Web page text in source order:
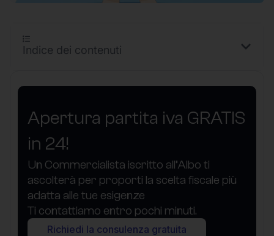
Apertura partita iva GRATIS
in 24!
Un Commercialista iscritto all’Albo ti
ascolterà per proporti la scelta fiscale più
adatta alle tue esigenze
Ti contattiamo entro pochi minuti.
Richiedi la consulenza gratuita
Indice dei contenuti